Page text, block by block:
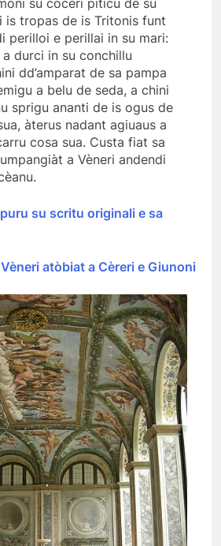
su coceri piticu de su
is tropas de is Tritonis funt
perilloi e perillai in su mari:
durci in su conchillu
dd’amparat de sa pampa
a belu de seda, a chini
sprigu ananti de is ogus de
àterus nadant agiuaus a
cosa sua. Custa fiat sa
a Vèneri andendi
su scritu originali e sa
Vèneri atòbiat a Cèreri e Giunoni